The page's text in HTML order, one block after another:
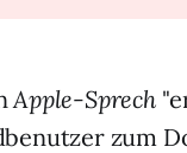
Apple-Sprech
zum